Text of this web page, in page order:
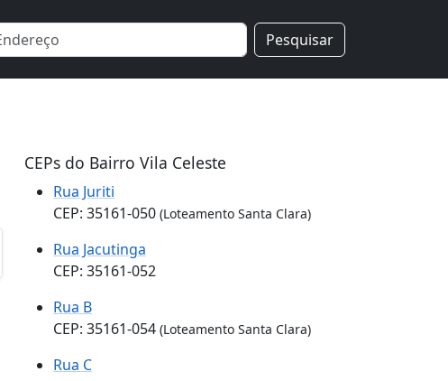
Pesquisar
CEPs do Bairro Vila Celeste
Rua Juriti
CEP: 35161-050 (Loteamento Santa Clara)
Rua Jacutinga
CEP: 35161-052
Rua B
CEP: 35161-054 (Loteamento Santa Clara)
Rua C